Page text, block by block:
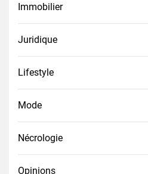
Immobilier
Juridique
Lifestyle
Mode
Nécrologie
Opinions